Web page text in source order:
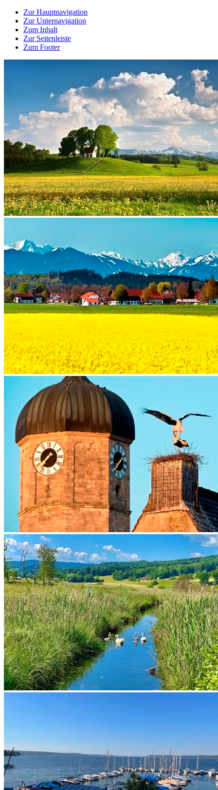
Zur Hauptnavigation
Zur Unternavigation
Zum Inhalt
Zur Seitenleiste
Zum Footer